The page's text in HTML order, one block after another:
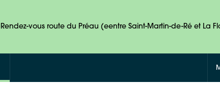
Rendez-vous route du Préau (eentre Saint-Martin-de-Ré et La